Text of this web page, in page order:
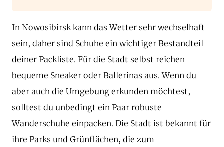
In Nowosibirsk kann das Wetter sehr wechselhaft
sein, daher sind Schuhe ein wichtiger Bestandteil
deiner Packliste. Für die Stadt selbst reichen
bequeme Sneaker oder Ballerinas aus. Wenn du
aber auch die Umgebung erkunden möchtest,
solltest du unbedingt ein Paar robuste
Wanderschuhe einpacken. Die Stadt ist bekannt für
ihre Parks und Grünflächen, die zum